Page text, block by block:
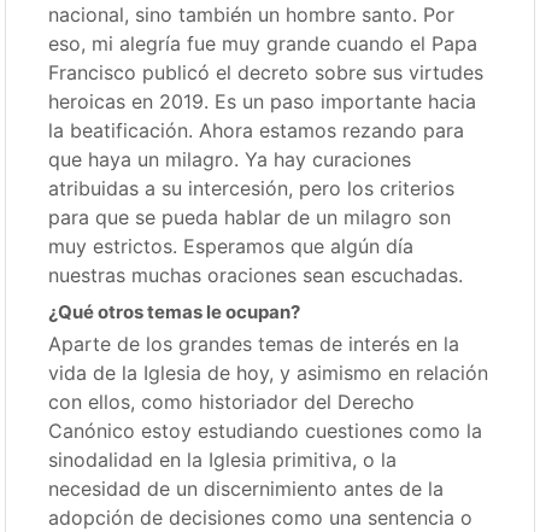
nacional, sino también un hombre santo. Por
eso, mi alegría fue muy grande cuando el Papa
Francisco publicó el decreto sobre sus virtudes
heroicas en 2019. Es un paso importante hacia
la beatificación. Ahora estamos rezando para
que haya un milagro. Ya hay curaciones
atribuidas a su intercesión, pero los criterios
para que se pueda hablar de un milagro son
muy estrictos. Esperamos que algún día
nuestras muchas oraciones sean escuchadas.
¿Qué otros temas le ocupan?
Aparte de los grandes temas de interés en la
vida de la Iglesia de hoy, y asimismo en relación
con ellos, como historiador del Derecho
Canónico estoy estudiando cuestiones como la
sinodalidad en la Iglesia primitiva, o la
necesidad de un discernimiento antes de la
adopción de decisiones como una sentencia o